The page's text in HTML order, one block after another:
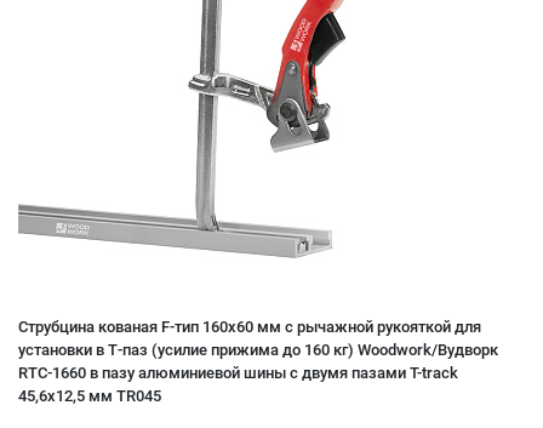
Струбцина кованая F-тип 160х60 мм c рычажной рукояткой для
установки в Т-паз (усилие прижима до 160 кг) Woodwork/Вудворк
RTC-1660 в пазу алюминиевой шины с двумя пазами T-track
45,6х12,5 мм TR045